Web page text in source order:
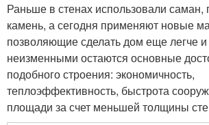
Раньше в стенах использовали саман,
камень, а сегодня применяют новые
позволяющие сделать дом еще легче
неизменными остаются основные
подобного строения: экономичность,
теплоэффективность, быстрота
площади за счет меньшей толщины